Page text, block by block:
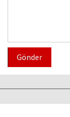
Gönder